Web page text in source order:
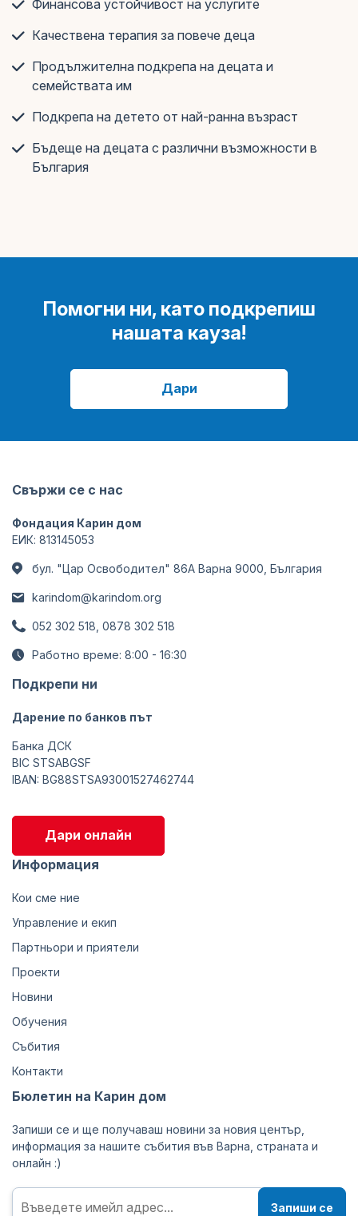
Финансова устойчивост на услугите
Качествена терапия за повече деца
Продължителна подкрепа на децата и
семействата им
Подкрепа на детето от най-ранна възраст
Бъдеще на децата с различни възможности в
България
Помогни ни, като подкрепиш
нашата кауза!
Дари
Свържи се с нас
Фондация Карин дом
ЕИК: 813145053
бул. "Цар Освободител" 86А Варна 9000, България
karindom@karindom.org
052 302 518, 0878 302 518
Работно време: 8:00 - 16:30
Подкрепи ни
Дарение по банков път
Банка ДСК
BIC STSABGSF
IBAN: BG88STSA93001527462744
Дари онлайн
Информация
Кои сме ние
Управление и екип
Партньори и приятели
Проекти
Новини
Обучения
Събития
Контакти
Бюлетин на Карин дом
Запиши се и ще получаваш новини за новия център,
информация за нашите събития във Варна, страната и
онлайн :)
Запиши се